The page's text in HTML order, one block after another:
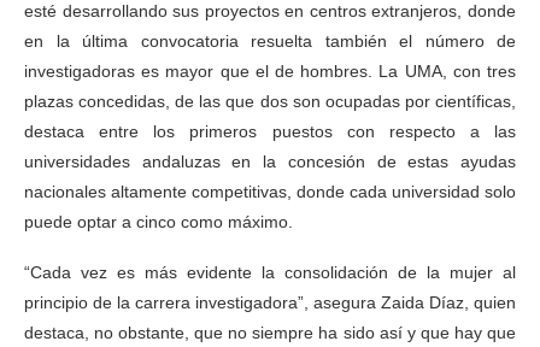
esté desarrollando sus proyectos en centros extranjeros, donde
en la última convocatoria resuelta también el número de
investigadoras es mayor que el de hombres. La UMA, con tres
plazas concedidas, de las que dos son ocupadas por científicas,
destaca entre los primeros puestos con respecto a las
universidades andaluzas en la concesión de estas ayudas
nacionales altamente competitivas, donde cada universidad solo
puede optar a cinco como máximo.
“Cada vez es más evidente la consolidación de la mujer al
principio de la carrera investigadora”, asegura Zaida Díaz, quien
destaca, no obstante, que no siempre ha sido así y que hay que